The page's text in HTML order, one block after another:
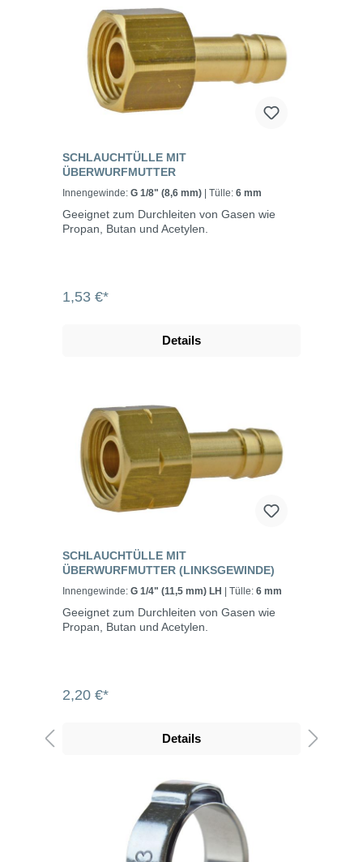
SCHLAUCHTÜLLE MIT
ÜBERWURFMUTTER
Innengewinde: G 1/8" (8,6 mm) | Tülle: 6 mm
Geeignet zum Durchleiten von Gasen wie
Propan, Butan und Acetylen.
1,53 €*
Details
SCHLAUCHTÜLLE MIT
ÜBERWURFMUTTER (LINKSGEWINDE)
Innengewinde: G 1/4" (11,5 mm) LH | Tülle: 6 mm
Geeignet zum Durchleiten von Gasen wie
Propan, Butan und Acetylen.
2,20 €*
Details